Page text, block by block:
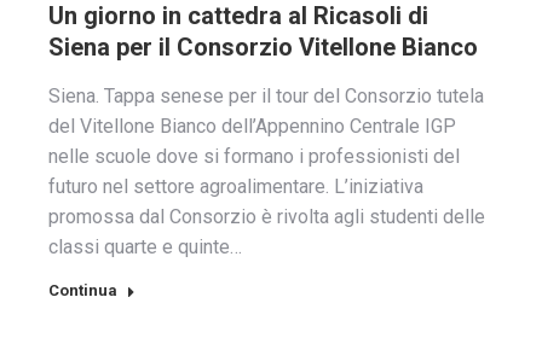
Un giorno in cattedra al Ricasoli di
Siena per il Consorzio Vitellone Bianco
Siena. Tappa senese per il tour del Consorzio tutela
del Vitellone Bianco dell’Appennino Centrale IGP
nelle scuole dove si formano i professionisti del
futuro nel settore agroalimentare. L’iniziativa
promossa dal Consorzio è rivolta agli studenti delle
classi quarte e quinte…
Continua